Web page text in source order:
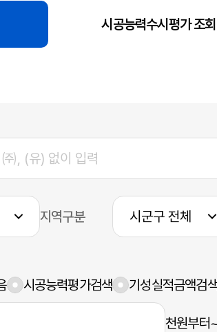
시공능력수시평가 조회
지역구분
시공능력평가검색 기성실적금액검
천원부터~